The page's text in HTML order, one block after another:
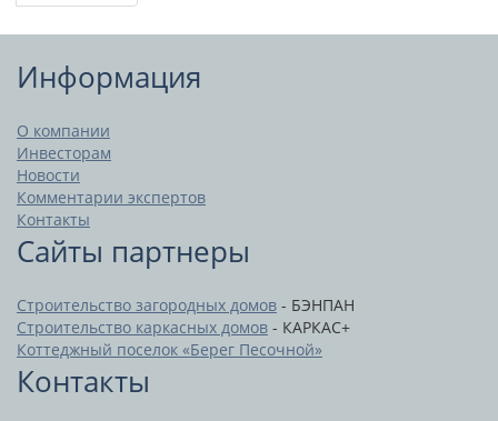
Информация
О компании
Инвесторам
Новости
Комментарии экспертов
Контакты
Сайты партнеры
Строительство загородных домов - БЭНПАН
Строительство каркасных домов - КАРКАС+
Коттеджный поселок «Берег Песочной»
Контакты